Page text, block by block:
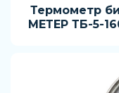
Термометр
МЕТЕР ТБ-5-